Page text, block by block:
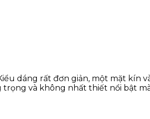
dáng rất đơn giản, một mặt kín
và không nhất thiết nổi bật